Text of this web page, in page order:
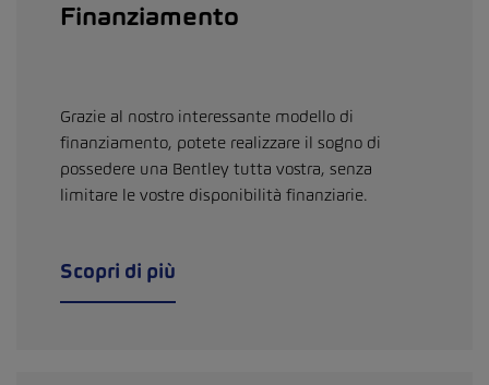
Finanziamento
Grazie al nostro interessante modello di
finanziamento, potete realizzare il sogno di
possedere una Bentley tutta vostra, senza
limitare le vostre disponibilità finanziarie.
Scopri di più